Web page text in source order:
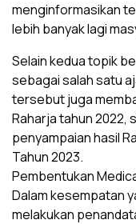
menginformasikan
lebih banyak lagi
Selain kedua topik
sebagai salah satu
tersebut juga
Raharja tahun
penyampaian hasil
Tahun 2023.
Pembentukan
Dalam kesempatan
melakukan